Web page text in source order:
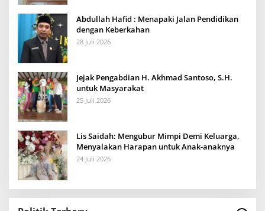
Abdullah Hafid : Menapaki Jalan Pendidikan
dengan Keberkahan
28 Juli 2026
Jejak Pengabdian H. Akhmad Santoso, S.H.
untuk Masyarakat
25 Juli 2026
Lis Saidah: Mengubur Mimpi Demi Keluarga,
Menyalakan Harapan untuk Anak-anaknya
24 Juli 2026